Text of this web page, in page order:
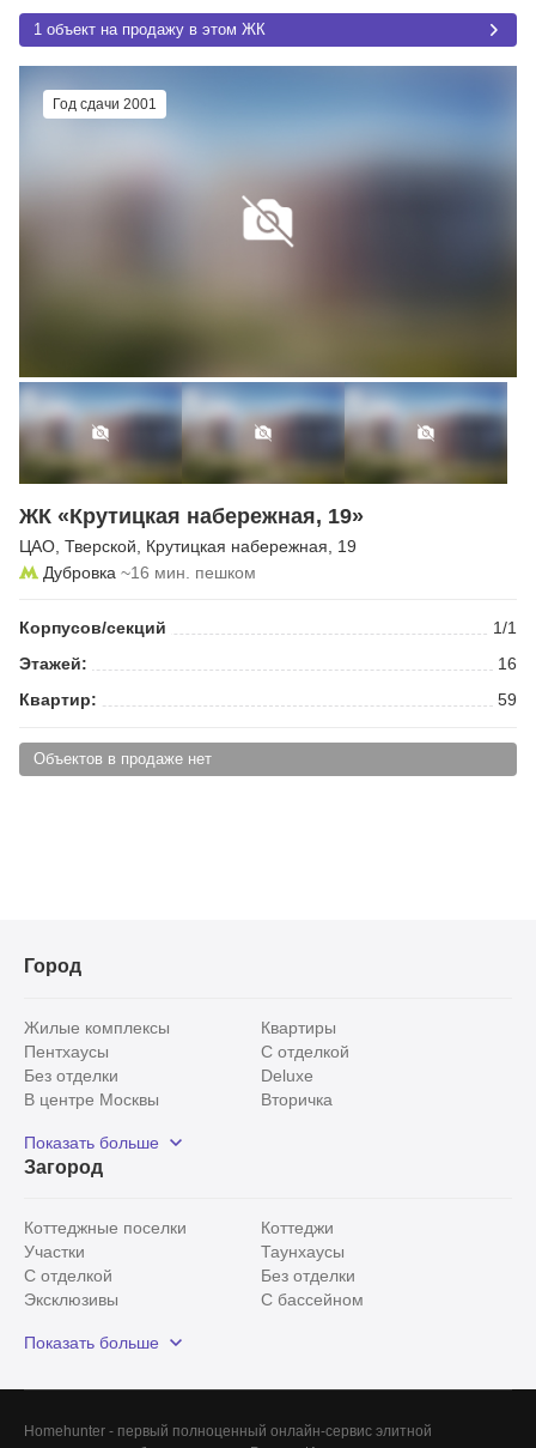
1 объект на продажу в этом ЖК
Год сдачи 2001
ЖК «Крутицкая набережная, 19»
ЦАО Тверской Крутицкая набережная , 19
Дубровка ~16 мин. пешком
Корпусов/секций
1/1
Этажей:
16
Квартир:
59
Объектов в продаже нет
Город
Жилые комплексы
Квартиры
Пентхаусы
С отделкой
Без отделки
Deluxe
В центре Москвы
Вторичка
Рядом с парком
С панорамными окнами
Показать больше
Загород
Коттеджные поселки
Коттеджи
Участки
Таунхаусы
С отделкой
Без отделки
Эксклюзивы
С бассейном
Красногорский район
Показать больше
Homehunter - первый полноценный онлайн-сервис элитной